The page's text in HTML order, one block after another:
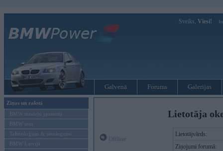
Sveiks, Viesi!
Galvenā Forums Galerijas
Ziņas un raksti
BMW modeļu jaunumi
BMW testi
Tehnoloģijas & sasniegumi
BMW Latvijā
Lietotāja
Lietotājvārds:
Ziņojumi forumā: